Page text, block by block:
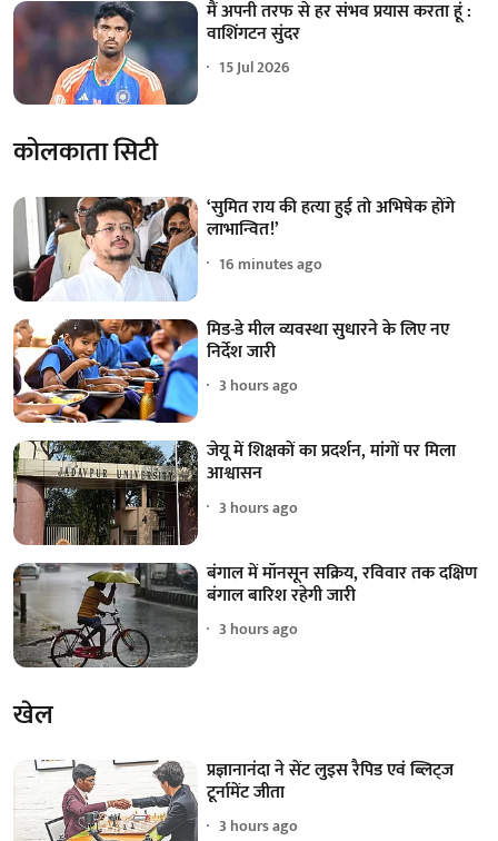
मैं अपनी तरफ से हर संभव प्रयास करता हूं :
वाशिंगटन सुंदर
15 Jul 2026
कोलकाता सिटी
‘सुमित राय की हत्या हुई तो अभिषेक होंगे
लाभान्वित!’
16 minutes ago
मिड-डे मील व्यवस्था सुधारने के लिए नए
निर्देश जारी
3 hours ago
जेयू में शिक्षकों का प्रदर्शन, मांगों पर मिला
आश्वासन
3 hours ago
बंगाल में मॉनसून सक्रिय, रविवार तक दक्षिण
बंगाल बारिश रहेगी जारी
3 hours ago
खेल
प्रज्ञानानंदा ने सेंट लुइस रैपिड एवं ब्लिट्ज
टूर्नामेंट जीता
3 hours ago